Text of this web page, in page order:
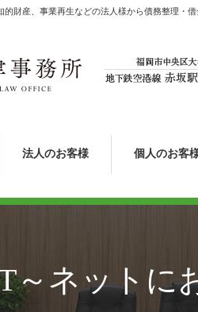
財産、事業再生などの法人様から債務整理・
法人のお客様 個人のお客
～ネットに